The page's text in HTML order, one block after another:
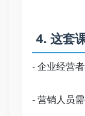
4. 这套
- 企业经营
- 营销人员